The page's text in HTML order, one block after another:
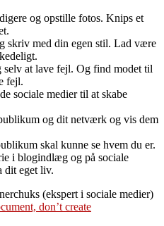
og opstille fotos. Knips et
skriv med din egen stil. Lad være
selv at lave fejl. Og find modet til
fejl.
sociale medier til at skabe
og dit netværk og vis dem
skal kunne se hvem du er.
i blogindlæg og på sociale
dit eget liv.
(ekspert i sociale medier)
don’t create